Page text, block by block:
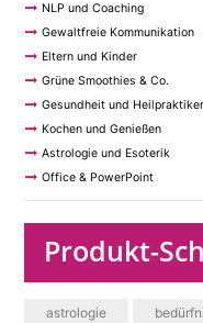
NLP und Coaching
Gewaltfreie Kommunikation
Eltern und Kinder
Grüne Smoothies & Co.
Gesundheit und Heilpraktiker
Kochen und Genießen
Astrologie und Esoterik
Office & PowerPoint
Produkt-
astrologie